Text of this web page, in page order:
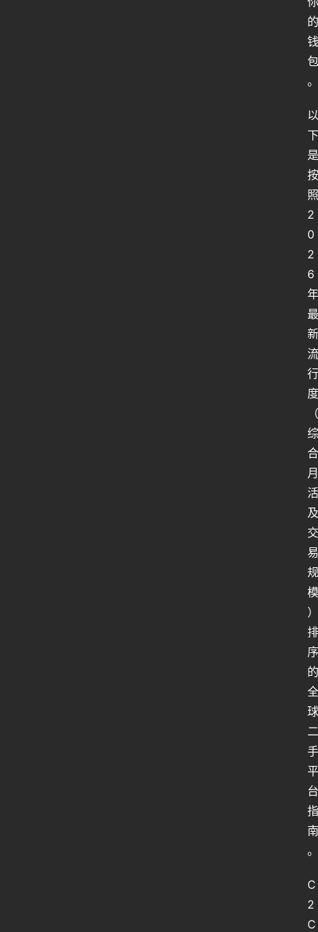
的
钱
包
。
以
下
是
按
照
2
0
2
6
年
最
新
流
行
度
（
综
合
月
活
及
交
易
规
模
）
排
序
的
全
球
二
手
平
台
指
南
。
C
2
C